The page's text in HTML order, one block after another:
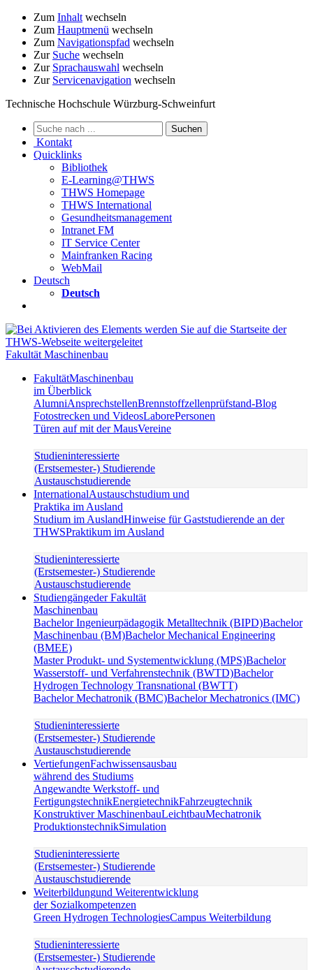
Zum Inhalt wechseln
Zum Hauptmenü wechseln
Zum Navigationspfad wechseln
Zur Suche wechseln
Zur Sprachauswahl wechseln
Zur Servicenavigation wechseln
Technische Hochschule Würzburg-Schweinfurt
Kontakt
Quicklinks
Bibliothek
E-Learning@THWS
THWS Homepage
THWS International
Gesundheitsmanagement
Intranet FM
IT Service Center
Mainfranken Racing
WebMail
Deutsch
Deutsch
Fakultät Maschinenbau
FakultätMaschinenbau
im Überblick
AlumniAnsprechstellenBrennstoffzellenprüfstand-Blog
Fotostrecken und VideosLaborePersonen
Türen auf mit der MausVereine
Studieninteressierte
(Erstsemester-) Studierende
Austauschstudierende
InternationalAustauschstudium und
Praktika im Ausland
Studium im AuslandHinweise für Gaststudierende an der
THWSPraktikum im Ausland
Studieninteressierte
(Erstsemester-) Studierende
Austauschstudierende
Studiengängeder Fakultät
Maschinenbau
Bachelor Ingenieurpädagogik Metalltechnik (BIPD)Bachelor
Maschinenbau (BM)Bachelor Mechanical Engineering
(BMEE)
Master Produkt- und Systementwicklung (MPS)Bachelor
Wasserstoff- und Verfahrenstechnik (BWTD)Bachelor
Hydrogen Technology Transnational (BWTT)
Bachelor Mechatronik (BMC)Bachelor Mechatronics (IMC)
Studieninteressierte
(Erstsemester-) Studierende
Austauschstudierende
VertiefungenFachwissensausbau
während des Studiums
Angewandte Werkstoff- und
FertigungstechnikEnergietechnikFahrzeugtechnik
Konstruktiver MaschinenbauLeichtbauMechatronik
ProduktionstechnikSimulation
Studieninteressierte
(Erstsemester-) Studierende
Austauschstudierende
Weiterbildungund Weiterentwicklung
der Sozialkompetenzen
Green Hydrogen TechnologiesCampus Weiterbildung
Studieninteressierte
(Erstsemester-) Studierende